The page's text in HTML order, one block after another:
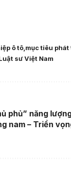
ô tô mục tiêu phát
sư Việt Nam
phủ” năng
nam – Triển